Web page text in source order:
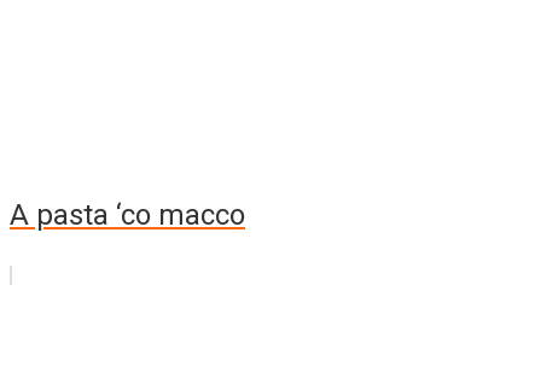
A pasta ‘co macco